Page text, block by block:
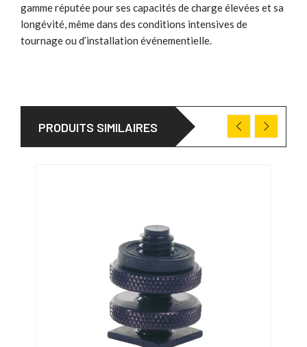
gamme réputée pour ses capacités de charge élevées et sa
longévité, même dans des conditions intensives de
tournage ou d’installation événementielle.
PRODUITS SIMILAIRES